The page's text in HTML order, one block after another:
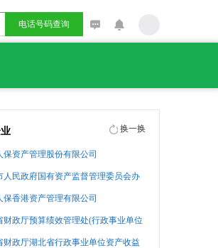
电话号码查询
换一换
保资产管理股份有限公司
人民政府国有资产监督管理委员会办
保香港资产管理有限公司
财政厅预算绩效管理处(行政事业单位
财政厅湖北省行政事业单位资产收益